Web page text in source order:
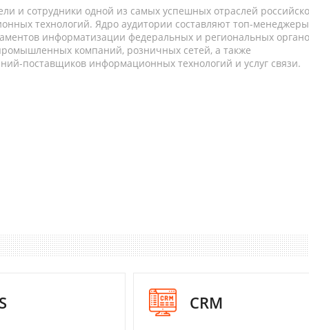
и сотрудники одной из самых успешных отраслей
технологий. Ядро аудитории составляют топ-
информатизации федеральных и региональных
компаний, розничных сетей, а также
поставщиков информационных технологий и услуг связи.
CRM